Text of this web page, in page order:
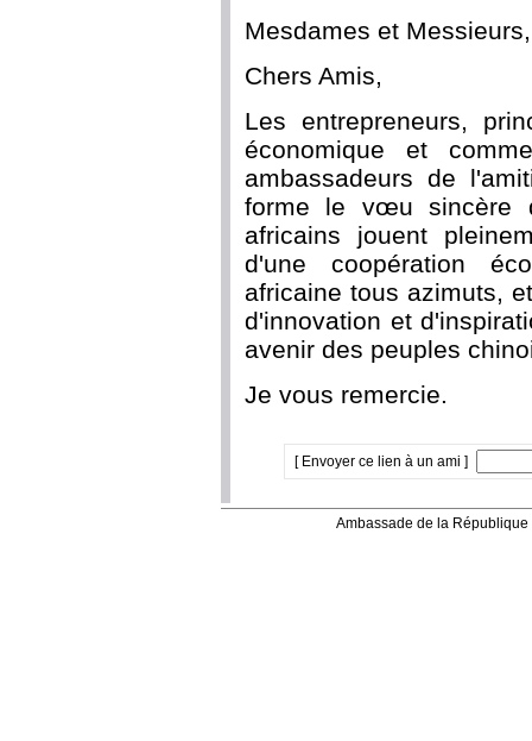
Mesdames et Messieurs,
Chers Amis,
Les entrepreneurs,
économique et
ambassadeurs de
forme le vœu sincère
africains jouent
d'une coopération
africaine tous azimuts,
d'innovation et
avenir des peuples
Je vous remercie.
[ Envoyer ce lien à un ami ]
Ambassade de la